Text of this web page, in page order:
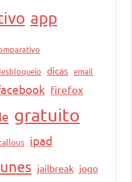
app
dicas email
firefox
gratuito
ipad
jailbreak jogo